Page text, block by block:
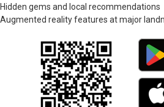
Hidden gems and local recommendations
Augmented reality features at major